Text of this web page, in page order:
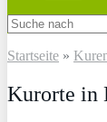
Startseite »
Kurorte in